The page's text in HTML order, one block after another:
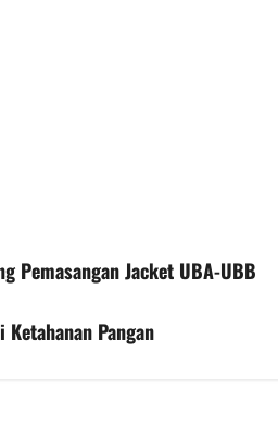
Pemasangan Jacket UBA-UBB
Pangan